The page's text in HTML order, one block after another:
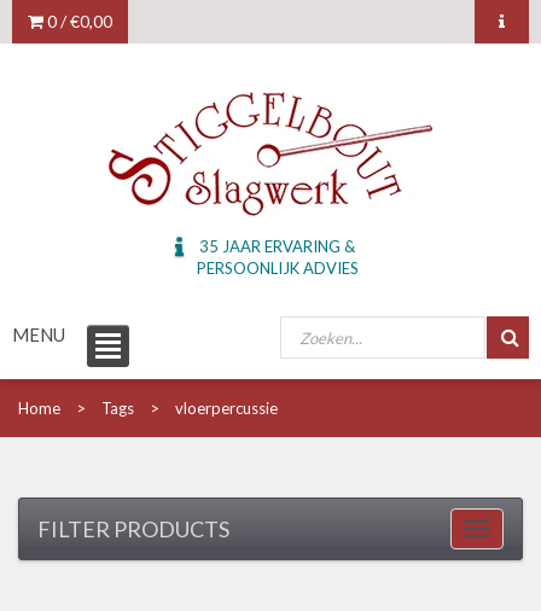
0 /€0,00
35 JAAR ERVARING &
PERSOONLIJK ADVIES
MENU
Home Tags vloerpercussie
FILTER PRODUCTS